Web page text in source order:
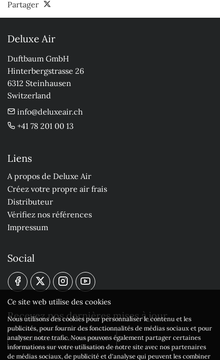
Partager
Deluxe Air
Duftbaum GmbH
Hinterbergstrasse 26
6312 Steinhausen
Switzerland
info@deluxeair.ch
+41 78 201 00 13
Liens
A propos de Deluxe Air
Créez votre propre air frais
Distributeur
Vérifiez nos références
Impressum
Social
Recevez nos dernières mises à jour
S'abonner à notre newsletter
Ce site web utilise des cookies
Nous utilisons des cookies pour personnaliser le contenu et les
publicités, pour fournir des fonctionnalités de médias sociaux et pour
analyser notre trafic. Nous pouvons également partager certaines
informations sur votre utilisation de notre site avec nos partenaires
de médias sociaux, de publicité et d'analyse qui peuvent les combiner